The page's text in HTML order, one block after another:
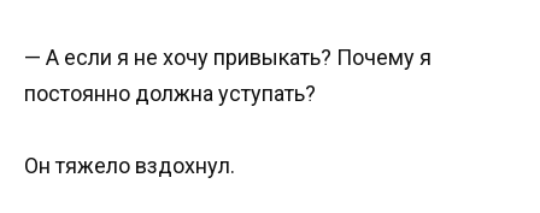
— А если я не хочу привыкать? Почему я
постоянно должна уступать?
Он тяжело вздохнул.